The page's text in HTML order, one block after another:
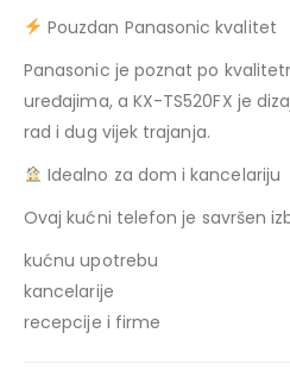
Pouzdan Panasonic kvalitet
Panasonic je poznat po
uređajima, a KX-TS520FX je
rad i dug vijek trajanja.
Idealno za dom i kancelariju
Ovaj kućni telefon je savršen
kućnu upotrebu
kancelarije
recepcije i firme